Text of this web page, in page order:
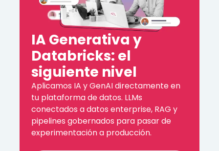
IA Generativa y
Databricks: el
siguiente nivel
Aplicamos IA y GenAI directamente en
tu plataforma de datos. LLMs
conectados a datos enterprise, RAG y
pipelines gobernados para pasar de
experimentación a producción.